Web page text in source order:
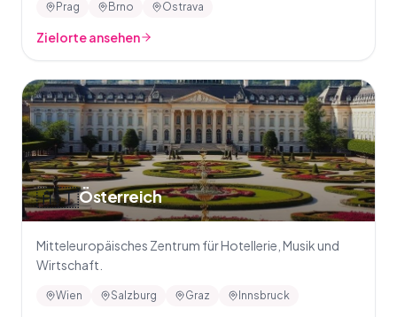
Prag Brno Ostrava
Zielorte ansehen
🇦🇹Österreich
Mitteleuropäisches Zentrum für Hotellerie, Musik und
Wirtschaft.
Wien Salzburg Graz Innsbruck